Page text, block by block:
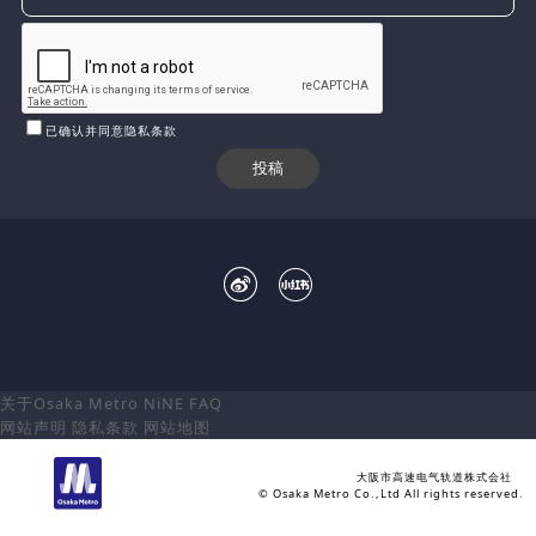
已确认并同意隐私条款
关于Osaka Metro NiNE FAQ
网站声明 隐私条款 网站地图
大阪市高速电气轨道株式会社
© Osaka Metro Co.,Ltd All rights reserved.